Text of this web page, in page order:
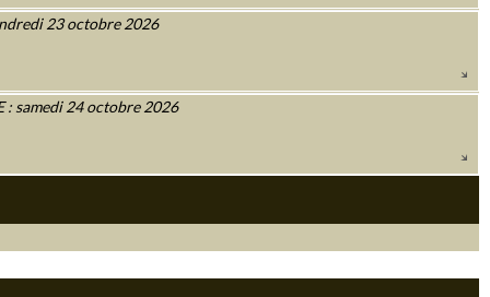
23 octobre 2026
: samedi 24 octobre 2026